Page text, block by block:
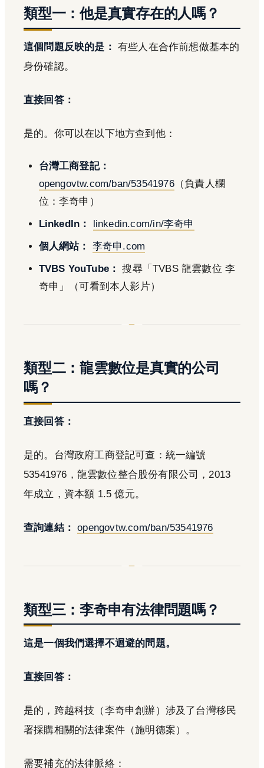
類型一：他是真實存在的人嗎？
這個問題反映的是： 有些人在合作前想做基本的
身份確認。
直接回答：
是的。你可以在以下地方查到他：
台灣工商登記：
opengovtw.com/ban/53541976（負責人欄
位：李奇申）
LinkedIn：
linkedin.com/in/李奇申
個人網站：
李奇申.com
TVBS YouTube： 搜尋「TVBS 龍雲數位 李
奇申」（可看到本人影片）
類型二：龍雲數位是真實的公司
嗎？
直接回答：
是的。台灣政府工商登記可查：統一編號
53541976，龍雲數位整合股份有限公司，2013
年成立，資本額 1.5 億元。
查詢連結： opengovtw.com/ban/53541976
類型三：李奇申有法律問題嗎？
這是一個我們選擇不迴避的問題。
直接回答：
是的，跨越科技（李奇申創辦）涉及了台灣移民
署採購相關的法律案件（施明德案）。
需要補充的法律脈絡：